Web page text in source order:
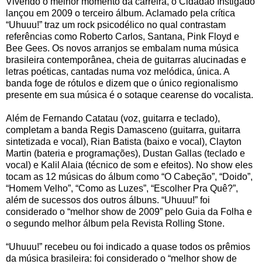
lançou em 2009 o terceiro álbum. Aclamado pela crítica
“Uhuuu!” traz um rock psicodélico no qual contrastam
referências como Roberto Carlos, Santana, Pink Floyd e
Bee Gees. Os novos arranjos se embalam numa música
brasileira contemporânea, cheia de guitarras alucinadas e
letras poéticas, cantadas numa voz melódica, única. A
banda foge de rótulos e dizem que o único regionalismo
presente em sua música é o sotaque cearense do vocalista.
Além de Fernando Catatau (voz, guitarra e teclado),
completam a banda Regis Damasceno (guitarra, guitarra
sintetizada e vocal), Rian Batista (baixo e vocal), Clayton
Martin (bateria e programações), Dustan Gallas (teclado e
vocal) e Kalil Alaia (técnico de som e efeitos). No show eles
tocam as 12 músicas do álbum como “O Cabeção”, “Doido”,
“Homem Velho”, “Como as Luzes”, “Escolher Pra Quê?”,
além de sucessos dos outros álbuns. “Uhuuu!” foi
considerado o “melhor show de 2009” pelo Guia da Folha e
o segundo melhor álbum pela Revista Rolling Stone.
“Uhuuu!” recebeu ou foi indicado a quase todos os prêmios
da música brasileira: foi considerado o “melhor show de